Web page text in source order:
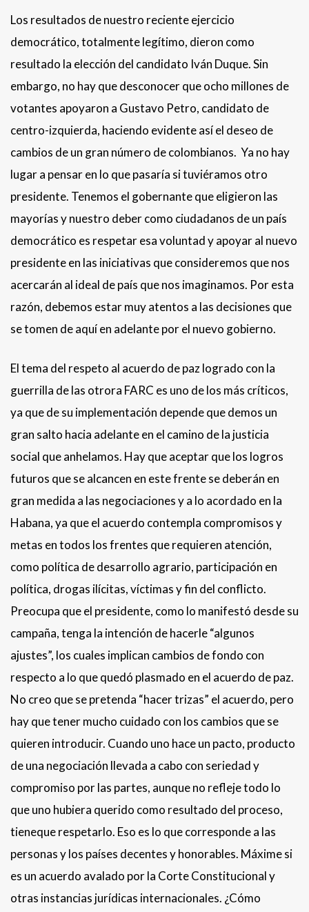
Los resultados de nuestro reciente ejercicio
democrático, totalmente legítimo, dieron como
resultado la elección del candidato Iván Duque. Sin
embargo, no hay que desconocer que ocho millones de
votantes apoyaron a Gustavo Petro, candidato de
centro-izquierda, haciendo evidente así el deseo de
cambios de un gran número de colombianos. Ya no hay
lugar a pensar en lo que pasaría si tuviéramos otro
presidente. Tenemos el gobernante que eligieron las
mayorías y nuestro deber como ciudadanos de un país
democrático es respetar esa voluntad y apoyar al nuevo
presidente en las iniciativas que consideremos que nos
acercarán al ideal de país que nos imaginamos. Por esta
razón, debemos estar muy atentos a las decisiones que
se tomen de aquí en adelante por el nuevo gobierno.
El tema del respeto al acuerdo de paz logrado con la
guerrilla de las otrora FARC es uno de los más críticos,
ya que de su implementación depende que demos un
gran salto hacia adelante en el camino de la justicia
social que anhelamos. Hay que aceptar que los logros
futuros que se alcancen en este frente se deberán en
gran medida a las negociaciones y a lo acordado en la
Habana, ya que el acuerdo contempla compromisos y
metas en todos los frentes que requieren atención,
como política de desarrollo agrario, participación en
política, drogas ilícitas, víctimas y fin del conflicto.
Preocupa que el presidente, como lo manifestó desde su
campaña, tenga la intención de hacerle “algunos
ajustes”, los cuales implican cambios de fondo con
respecto a lo que quedó plasmado en el acuerdo de paz.
No creo que se pretenda “hacer trizas” el acuerdo, pero
hay que tener mucho cuidado con los cambios que se
quieren introducir. Cuando uno hace un pacto, producto
de una negociación llevada a cabo con seriedad y
compromiso por las partes, aunque no refleje todo lo
que uno hubiera querido como resultado del proceso,
tieneque respetarlo. Eso es lo que corresponde a las
personas y los países decentes y honorables. Máxime si
es un acuerdo avalado por la Corte Constitucional y
otras instancias jurídicas internacionales. ¿Cómo